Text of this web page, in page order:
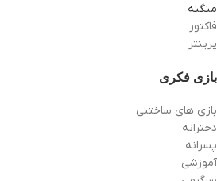
منگنه
فاکتور
پرینتر
بازی فکری
بازی های ساختنی
دخترانه
پسرانه
آموزشی